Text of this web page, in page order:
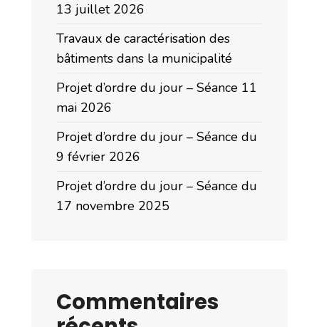
13 juillet 2026
Travaux de caractérisation des
bâtiments dans la municipalité
Projet d’ordre du jour – Séance 11
mai 2026
Projet d’ordre du jour – Séance du
9 février 2026
Projet d’ordre du jour – Séance du
17 novembre 2025
Commentaires